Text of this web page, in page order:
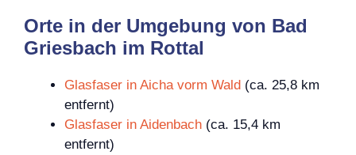
Orte in der Umgebung von Bad
Griesbach im Rottal
Glasfaser in Aicha vorm Wald (ca. 25,8 km
entfernt)
Glasfaser in Aidenbach (ca. 15,4 km
entfernt)